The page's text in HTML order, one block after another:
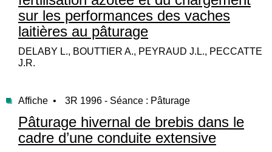
sur les performances des vaches
laitières au pâturage
DELABY L., BOUTTIER A., PEYRAUD J.L., PECCATTE
J.R.
Affiche • 3R 1996 - Séance : Pâturage
Pâturage hivernal de brebis dans le
cadre d’une conduite extensive